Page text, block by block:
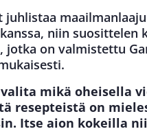
juhlistaa
niin suosittelen
jotka on valmistettu
mikä oheisella
resepteistä on
Itse aion kokeilla